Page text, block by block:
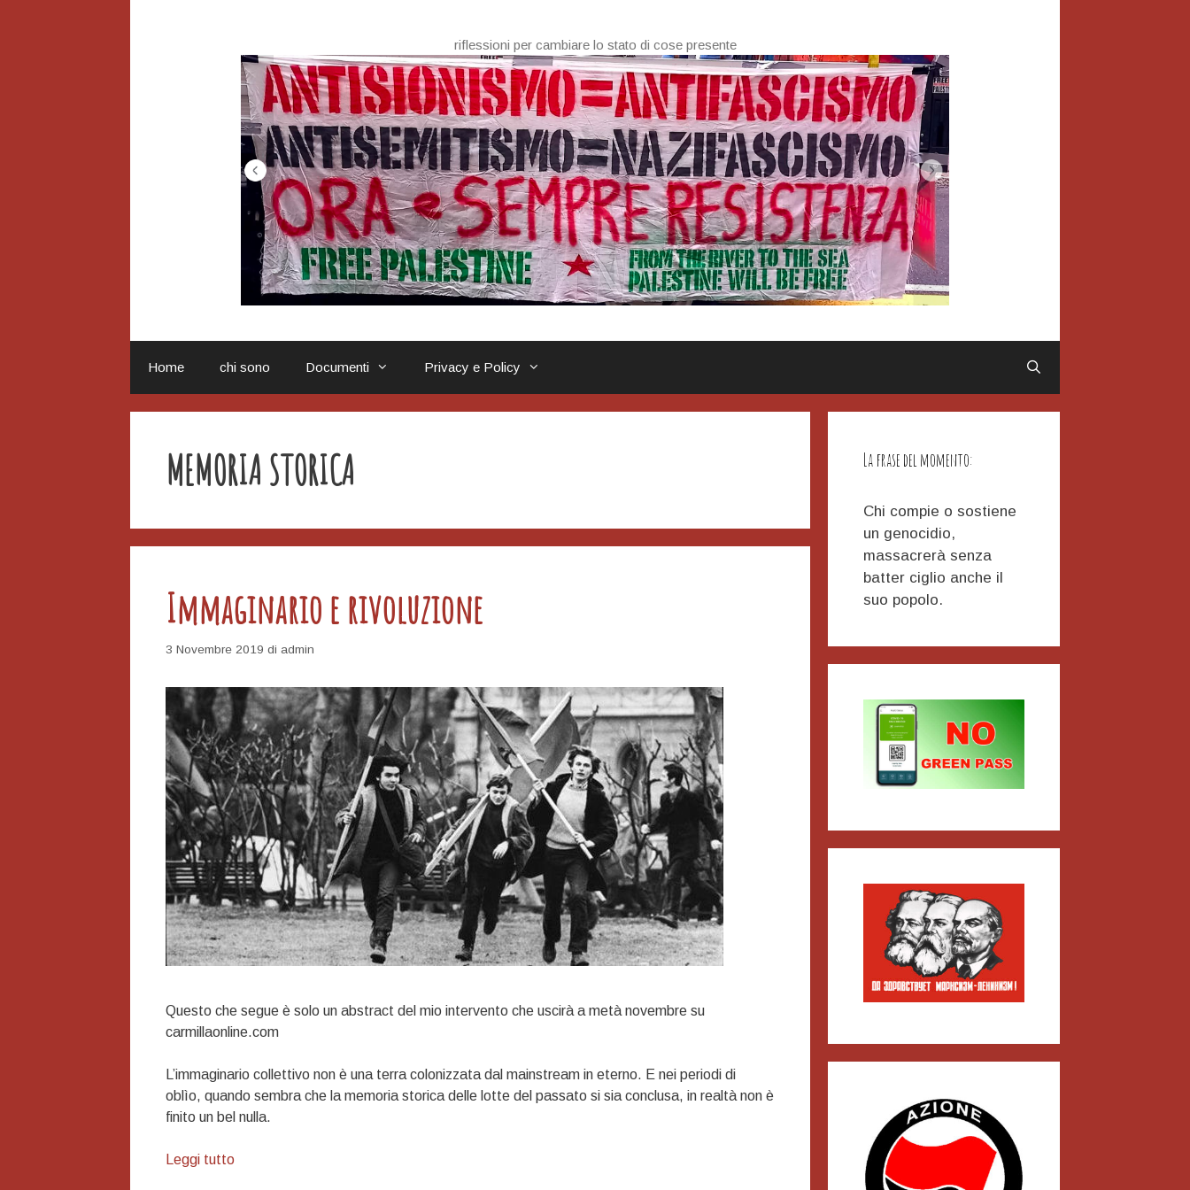
riflessioni per cambiare lo stato di cose presente
Home chi sono Documenti Privacy e Policy
MEMORIA STORICA
Immaginario e rivoluzione
3 Novembre 2019 di admin
Questo che segue è solo un abstract del mio intervento che uscirà a metà novembre su
carmillaonline.com
L’immaginario collettivo non è una terra colonizzata dal mainstream in eterno. E nei periodi di
oblìo, quando sembra che la memoria storica delle lotte del passato si sia conclusa, in realtà non è
finito un bel nulla.
Leggi tuttoImmaginario
La frase del momento:
Chi compie o sostiene
un genocidio,
massacrerà senza
batter ciglio anche il
suo popolo.